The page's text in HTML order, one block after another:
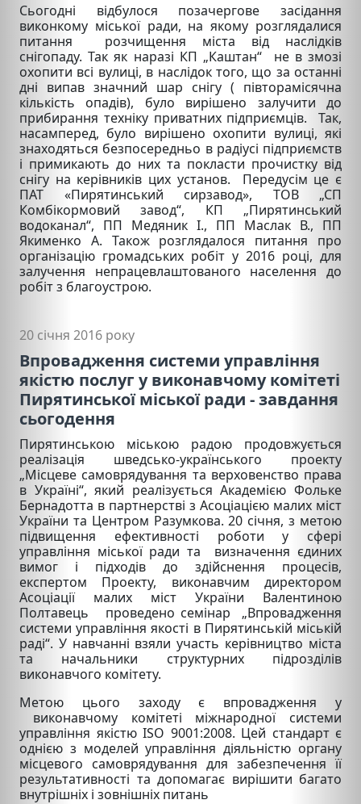
Сьогодні відбулося позачергове засідання
виконкому міської ради, на якому розглядалися
питання розчищення міста від наслідків
снігопаду. Так як наразі КП „Каштан“ не в змозі
охопити всі вулиці, в наслідок того, що за останні
дні випав значний шар снігу ( півторамісячна
кількість опадів), було вирішено залучити до
прибирання техніку приватних підприємців. Так,
насамперед, було вирішено охопити вулиці, які
знаходяться безпосередньо в радіусі підприємств
і примикають до них та покласти прочистку від
снігу на керівників цих установ. Передусім це є
ПАТ «Пирятинський сирзавод», ТОВ „СП
Комбікормовий завод“, КП „Пирятинський
водоканал“, ПП Медяник І., ПП Маслак В., ПП
Якименко А. Також розглядалося питання про
організацію громадських робіт у 2016 році, для
залучення непрацевлаштованого населення до
робіт з благоустрою.
20 січня 2016 року
Впровадження системи управління
якістю послуг у виконавчому комітеті
Пирятинської міської ради - завдання
сьогодення
Пирятинською міською радою продовжується
реалізація шведсько-українського проекту
„Місцеве самоврядування та верховенство права
в Україні“, який реалізується Академією Фольке
Бернадотта в партнерстві з Асоціацією малих міст
України та Центром Разумкова. 20 січня, з метою
підвищення ефективності роботи у сфері
управління міської ради та визначення єдиних
вимог і підходів до здійснення процесів,
експертом Проекту, виконавчим директором
Асоціації малих міст України Валентиною
Полтавець проведено семінар „Впровадження
системи управління якості в Пирятинській міській
раді“. У навчанні взяли участь керівництво міста
та начальники структурних підрозділів
виконавчого комітету.
Метою цього заходу є впровадження у
виконавчому комітеті міжнародної системи
управління якістю ISO 9001:2008. Цей стандарт є
однією з моделей управління діяльністю органу
місцевого самоврядування для забезпечення її
результативності та допомагає вирішити багато
внутрішніх і зовнішніх питань